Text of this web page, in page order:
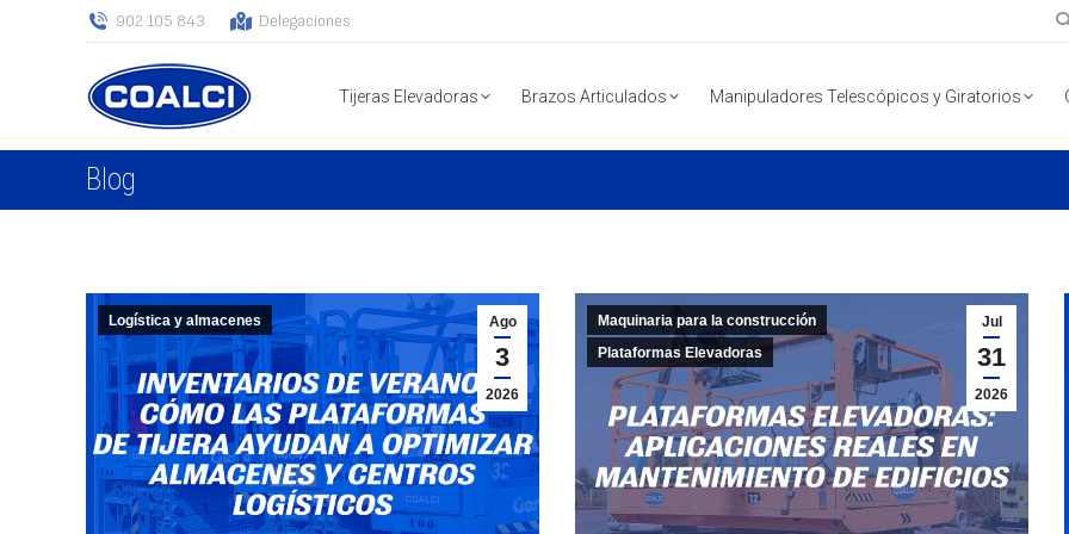
902 105 843 Delegaciones
Tijeras Elevadoras Brazos Articulados Manipuladores Telescópicos y Giratorios
Blog
Ago
3
2026
Logística y almacenes Jul
31
2026
Maquinaria para la construcción
Plataformas Elevadoras